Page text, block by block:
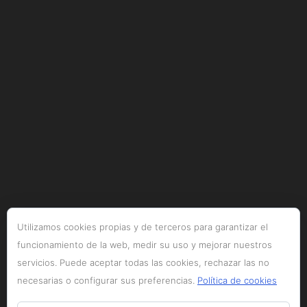
Utilizamos cookies propias y de terceros para garantizar el
funcionamiento de la web, medir su uso y mejorar nuestros
servicios. Puede aceptar todas las cookies, rechazar las no
necesarias o configurar sus preferencias. Política de cookies